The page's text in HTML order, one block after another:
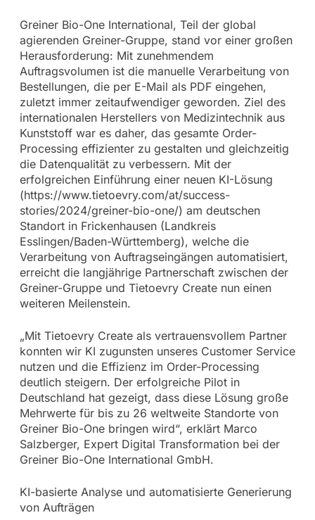
Greiner Bio-One International, Teil der global
agierenden Greiner-Gruppe, stand vor einer großen
Herausforderung: Mit zunehmendem
Auftragsvolumen ist die manuelle Verarbeitung von
Bestellungen, die per E-Mail als PDF eingehen,
zuletzt immer zeitaufwendiger geworden. Ziel des
internationalen Herstellers von Medizintechnik aus
Kunststoff war es daher, das gesamte Order-
Processing effizienter zu gestalten und gleichzeitig
die Datenqualität zu verbessern. Mit der
erfolgreichen Einführung einer neuen KI-Lösung
(https://www.tietoevry.com/at/success-
stories/2024/greiner-bio-one/) am deutschen
Standort in Frickenhausen (Landkreis
Esslingen/Baden-Württemberg), welche die
Verarbeitung von Auftragseingängen automatisiert,
erreicht die langjährige Partnerschaft zwischen der
Greiner-Gruppe und Tietoevry Create nun einen
weiteren Meilenstein.
„Mit Tietoevry Create als vertrauensvollem Partner
konnten wir KI zugunsten unseres Customer Service
nutzen und die Effizienz im Order-Processing
deutlich steigern. Der erfolgreiche Pilot in
Deutschland hat gezeigt, dass diese Lösung große
Mehrwerte für bis zu 26 weltweite Standorte von
Greiner Bio-One bringen wird“, erklärt Marco
Salzberger, Expert Digital Transformation bei der
Greiner Bio-One International GmbH.
KI-basierte Analyse und automatisierte Generierung
von Aufträgen